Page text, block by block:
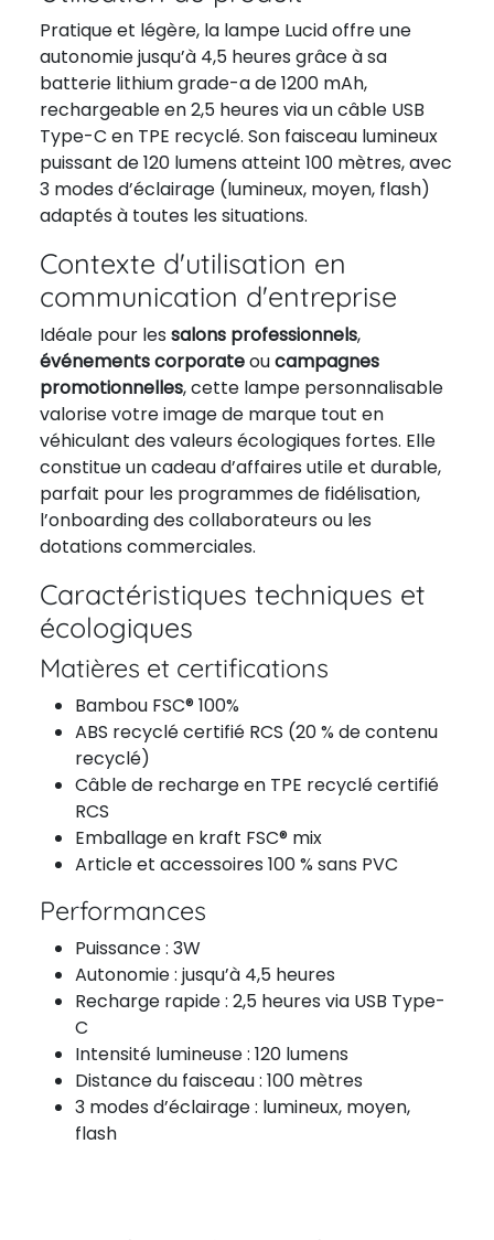
Pratique et légère, la lampe Lucid offre une
autonomie jusqu’à 4,5 heures grâce à sa
batterie lithium grade-a de 1200 mAh,
rechargeable en 2,5 heures via un câble USB
Type-C en TPE recyclé. Son faisceau lumineux
puissant de 120 lumens atteint 100 mètres, avec
3 modes d’éclairage (lumineux, moyen, flash)
adaptés à toutes les situations.
Contexte d'utilisation en
communication d'entreprise
Idéale pour les salons professionnels,
événements corporateoucampagnes
promotionnelles, cette lampe personnalisable
valorise votre image de marque tout en
véhiculant des valeurs écologiques fortes. Elle
constitue un cadeau d’affaires utile et durable,
parfait pour les programmes de fidélisation,
l’onboarding des collaborateurs ou les
dotations commerciales.
Caractéristiques techniques et
écologiques
Matières et certifications
Bambou FSC® 100%
ABS recyclé certifié RCS (20 % de contenu
recyclé)
Câble de recharge en TPE recyclé certifié
RCS
Emballage en kraft FSC® mix
Article et accessoires 100 % sans PVC
Performances
Puissance : 3W
Autonomie : jusqu’à 4,5 heures
Recharge rapide : 2,5 heures via USB Type-
C
Intensité lumineuse : 120 lumens
Distance du faisceau : 100 mètres
3 modes d’éclairage : lumineux, moyen,
flash